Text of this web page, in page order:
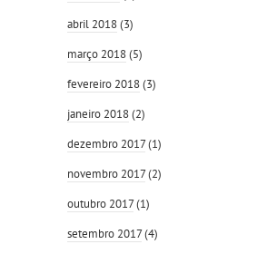
abril 2018(3)
março 2018(5)
fevereiro 2018(3)
janeiro 2018(2)
dezembro 2017(1)
novembro 2017(2)
outubro 2017(1)
setembro 2017(4)